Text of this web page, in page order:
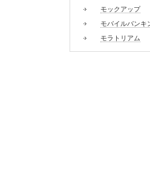
モックアップ
モバイルバンキ
モラトリアム